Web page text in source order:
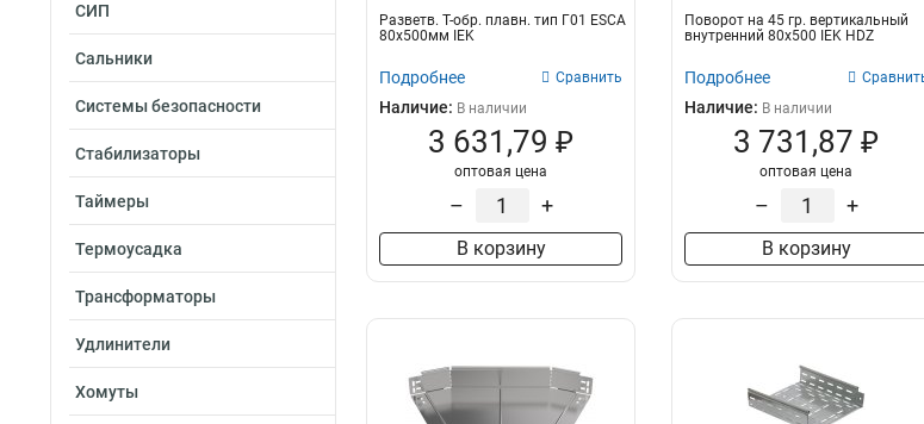
СИП
Сальники
Системы безопасности
Стабилизаторы
Таймеры
Термоусадка
Трансформаторы
Удлинители
Хомуты
Разветв. Т-обр. плавн. тип Г01 ESCA
80х500мм IEK
Подробнее Сравнить
Наличие: В наличии
3 631,79 ₽
оптовая цена
– +
В корзину
Поворот на 45 гр. вертикальный
внутренний 80х500 IEK HDZ
Подробнее
Наличие: В наличии
3 731,87 ₽
оптовая цена
– +
В корзину